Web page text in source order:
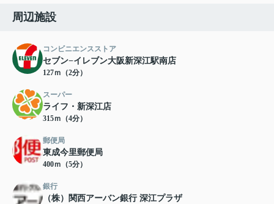
周辺施設
コンビニエンスストア
セブン−イレブン大阪新深江駅南店
127ｍ（2分）
スーパー
ライフ・新深江店
315ｍ（4分）
郵便局
東成今里郵便局
400ｍ（5分）
銀行
（株）関西アーバン銀行 深江プラザ